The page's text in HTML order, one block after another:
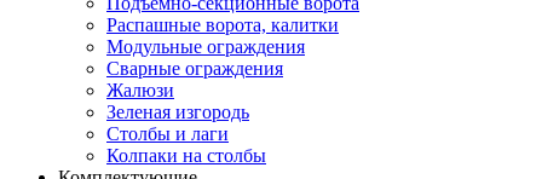
Распашные ворота, калитки
Модульные ограждения
Сварные ограждения
Жалюзи
Зеленая изгородь
Столбы и лаги
Колпаки на столбы